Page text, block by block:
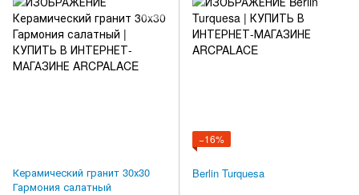
Керамический гранит 30х30
Гармония салатный
−16%
Berlin Turquesa